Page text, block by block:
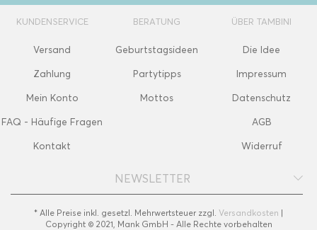
KUNDENSERVICE
Versand
Zahlung
Mein Konto
FAQ - Häufige Fragen
Kontakt
BERATUNG
Geburtstagsideen
Partytipps
Mottos
ÜBER TAMBINI
Die Idee
Impressum
Datenschutz
AGB
Widerruf
NEWSLETTER
* Alle Preise inkl. gesetzl. Mehrwertsteuer zzgl. Versandkosten |
Copyright © 2021, Mank GmbH - Alle Rechte vorbehalten